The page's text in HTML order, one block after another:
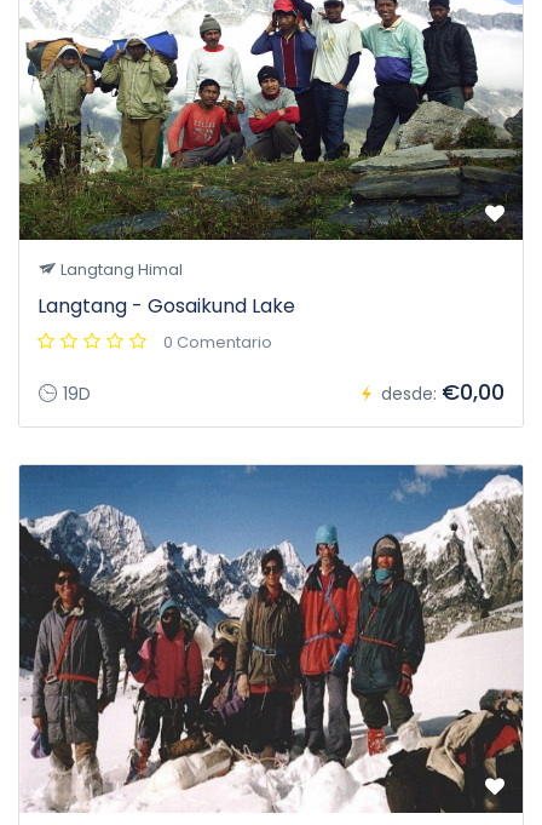
Langtang Himal
Langtang - Gosaikund Lake
0 Comentario
19D desde: €0,00